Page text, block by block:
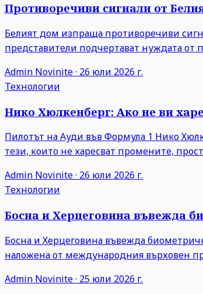
Противоречиви сигнали от
Белият дом изпраща противоречиви
представители подчертават нуждата от
Admin Novinite· 26 юли 2026 г.
Технологии
Нико Хюлкенберг: Ако не ви
Пилотът на Ауди във Формула 1 Нико
тези, които не харесват промените,
Admin Novinite· 26 юли 2026 г.
Технологии
Босна и Херцеговина въвежда
Босна и Херцеговина въвежда
наложена от международния върховен
Admin Novinite· 25 юли 2026 г.